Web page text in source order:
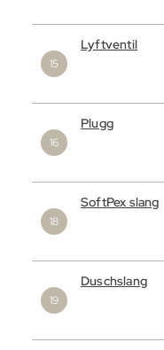
Lyftventil
Plugg
SoftPex slang
Duschslang